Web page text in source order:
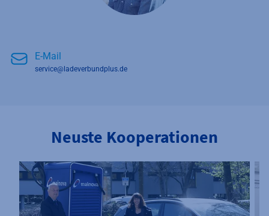
E-Mail
service@ladeverbundplus.de
Neuste Kooperationen